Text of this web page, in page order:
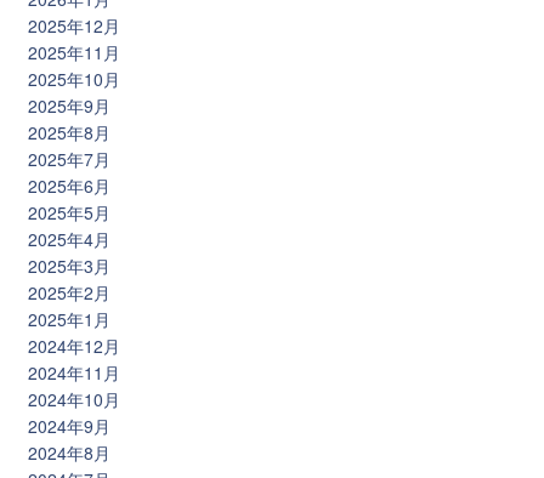
2025年12月
2025年11月
2025年10月
2025年9月
2025年8月
2025年7月
2025年6月
2025年5月
2025年4月
2025年3月
2025年2月
2025年1月
2024年12月
2024年11月
2024年10月
2024年9月
2024年8月